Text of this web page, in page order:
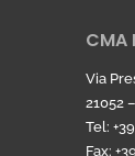
Via
21052
Tel:
Fax: